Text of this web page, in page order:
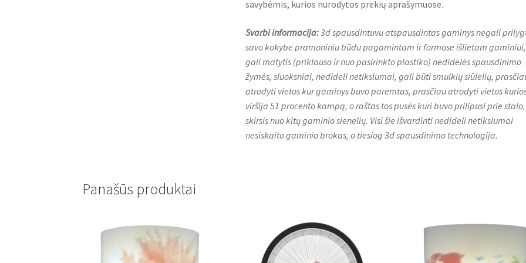
savybėmis, kurios nurodytos prekių aprašymuose.
Svarbi informacija:3d spausdintuvu atspausdintas gaminys negali
savo kokybe pramoniniu būdu pagamintam ir formose išlietam gaminiui,
gali matytis (priklauso ir nuo pasirinkto plastiko) nedidelės spausdinimo
žymės, sluoksniai, nedideli netikslumai, gali būti smulkių siūlelių,
atrodyti vietos kur gaminys buvo paremtas, prasčiau atrodyti vietos
viršija 51 procento kampą, o raštas tos pusės kuri buvo prilipusi prie stalo,
skirsis nuo kitų gaminio sienelių. Visi šie išvardinti nedideli netikslumai
nesiskaito gaminio brokas, o tiesiog 3d spausdinimo technologija.
Panašūs produktai